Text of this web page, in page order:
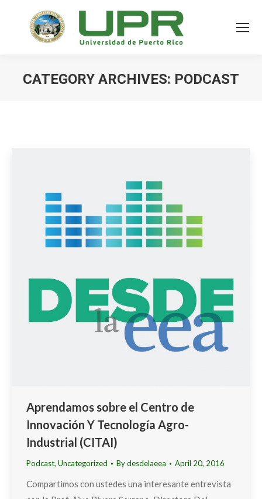
CATEGORY ARCHIVES: PODCAST
Aprendamos sobre el Centro de
Innovación Y Tecnología Agro-
Industrial (CITAI)
Podcast, Uncategorized Bydesdelaeea April 20, 2016
Compartimos con ustedes una interesante entrevista